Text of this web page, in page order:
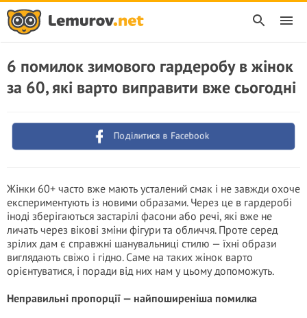
6 помилок зимового гардеробу в жінок
за 60, які варто виправити вже сьогодні
Поділитися в Facebook
Жінки 60+ часто вже мають усталений смак і не завжди охоче
експериментують із новими образами. Через це в гардеробі
іноді зберігаються застарілі фасони або речі, які вже не
личать через вікові зміни фігури та обличчя. Проте серед
зрілих дам є справжні шанувальниці стилю — їхні образи
виглядають свіжо і гідно. Саме на таких жінок варто
орієнтуватися, і поради від них нам у цьому допоможуть.
Неправильні пропорції — найпоширеніша помилка